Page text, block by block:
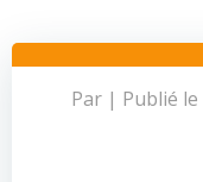
Par | Publié le